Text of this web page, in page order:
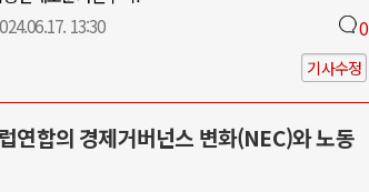
13:30 0
기사수정
연합의 경제거버넌스 변화(NEC)와 노동